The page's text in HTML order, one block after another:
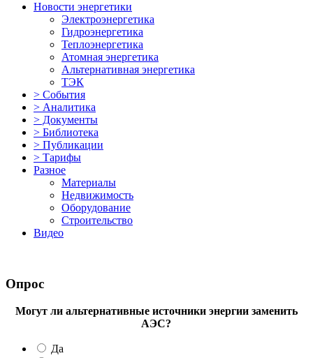
Новости энергетики
Электроэнергетика
Гидроэнергетика
Теплоэнергетика
Атомная энергетика
Альтернативная энергетика
ТЭК
> События
> Аналитика
> Документы
> Библиотека
> Публикации
> Тарифы
Разное
Материалы
Недвижимость
Оборудование
Строительство
Видео
Опрос
Могут ли альтернативные источники энергии заменить
АЭС?
Да